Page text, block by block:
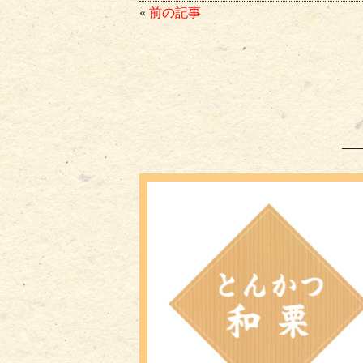
bo
ok
tte
r
ail
« 前の記事